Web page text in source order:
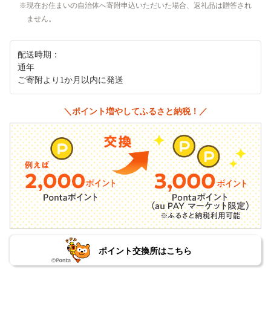
現在お住まいの自治体へ寄附申込いただいた場合、返礼品は贈答され
ません。
配送時期：
通年
ご寄附より1か月以内に発送
＼ポイント増やしてふるさと納税！／
ポイント交換所はこちら